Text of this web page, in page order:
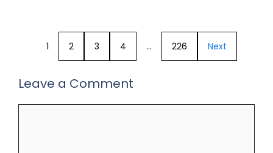
1 2 3 4 … 226 Next
Leave a Comment